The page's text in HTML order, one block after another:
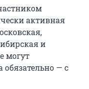
активная
и
могут
— с